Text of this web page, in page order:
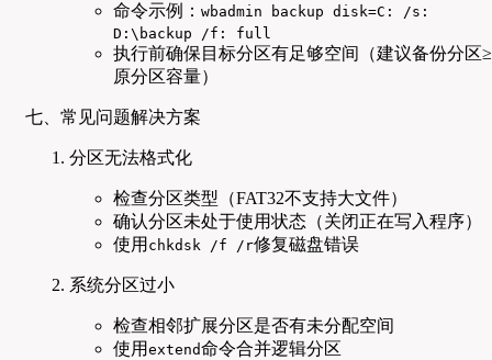
命令示例： wbadmin backup disk=C: /s:
D:\backup /f: full
执行前确保目标分区有足够空间（建议备份分区≥
原分区容量）
七、常见问题解决方案
分区无法格式化
检查分区类型（FAT32不支持大文件）
确认分区未处于使用状态（关闭正在写入程序）
使用 chkdsk /f /r修复磁盘错误
系统分区过小
检查相邻扩展分区是否有未分配空间
使用 extend命令合并逻辑分区